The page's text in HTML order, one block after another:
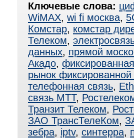
Ключевые слова:
WiMAX, wi fi москва,
Комстар, комстар
Телеком,
данных, прямой
Акадо,
рынок фиксированной
телефонная связь,
связь МТТ,
Транзит Телеком,
ЗАО ТрансТелеКом,
зебра, iptv, синтерра,